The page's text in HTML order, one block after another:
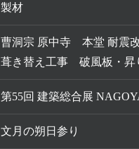
製材
曹洞宗 原中寺 本堂 耐震
葺き替え工事 破風板・
第55回 建築総合展
文月の朔日参り